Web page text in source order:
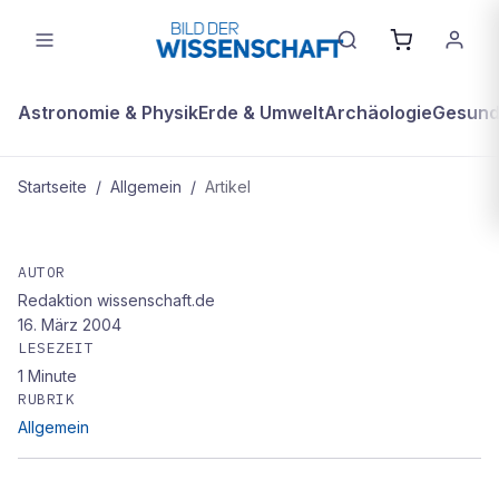
Astronomie & PhysikErde & UmweltArchäologie
Startseite / Allgemein / Artikel
Globale Überwachung
AUTOR
Redaktion wissenschaft.de
16. März 2004
LESEZEIT
1 Minute
RUBRIK
Allgemein